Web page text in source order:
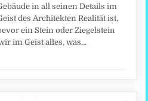
in all seinen Details im
des Architekten Realität ist,
ein Stein oder Ziegelstein
im Geist alles, was…